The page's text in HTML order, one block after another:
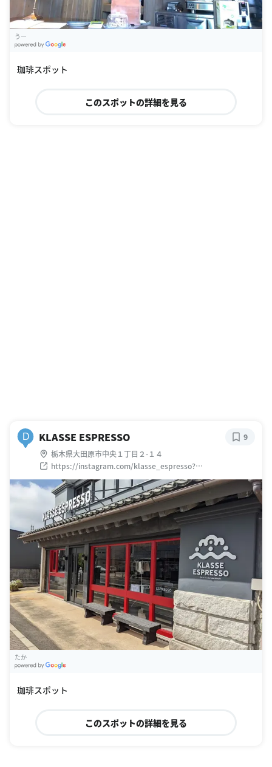
うー
珈琲スポット
このスポットの詳細を見る
D KLASSE ESPRESSO
栃木県大田原市中央１丁目２-１４
https://instagram.com/klasse_espresso?
utm_medium=copy_link
9
たか
珈琲スポット
このスポットの詳細を見る